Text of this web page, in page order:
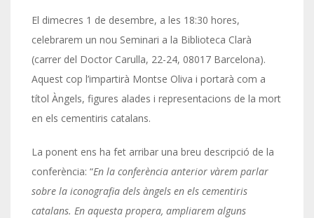
El dimecres 1 de desembre, a les 18:30 hores,
celebrarem un nou Seminari a la Biblioteca Clarà
(carrer del Doctor Carulla, 22-24, 08017 Barcelona).
Aquest cop l’impartirà Montse Oliva i portarà com a
títol Àngels, figures alades i representacions de la mort
en els cementiris catalans.
La ponent ens ha fet arribar una breu descripció de la
conferència: “En la conferència anterior vàrem parlar
sobre la iconografia dels àngels en els cementiris
catalans. En aquesta propera, ampliarem alguns